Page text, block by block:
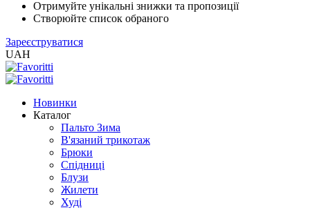
Отримуйте унікальні знижки та пропозиції
Створюйте список обраного
Зареєструватися
UAH
Новинки
Каталог
Пальто Зима
В'язаний трикотаж
Брюки
Спідниці
Блузи
Жилети
Худі
XLS
EXCEL
2005
(Опт)
XLSX